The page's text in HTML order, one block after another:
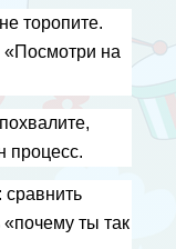
торопите.
на
процесс.
«почему ты так